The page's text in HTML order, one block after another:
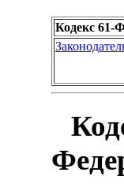
Кодекс 61-